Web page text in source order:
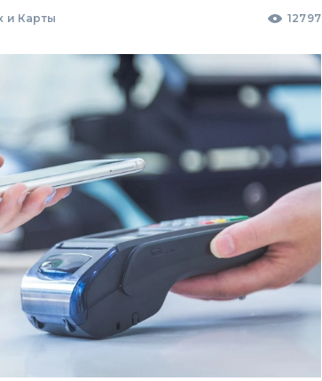
и Карты 12797